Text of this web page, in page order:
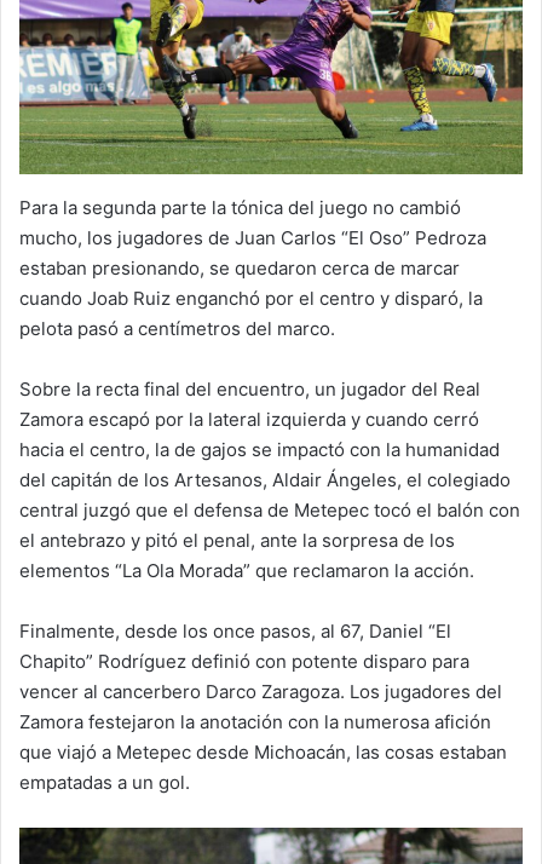
Para la segunda parte la tónica del juego no cambió
mucho, los jugadores de Juan Carlos “El Oso” Pedroza
estaban presionando, se quedaron cerca de marcar
cuando Joab Ruiz enganchó por el centro y disparó, la
pelota pasó a centímetros del marco.
Sobre la recta final del encuentro, un jugador del Real
Zamora escapó por la lateral izquierda y cuando cerró
hacia el centro, la de gajos se impactó con la humanidad
del capitán de los Artesanos, Aldair Ángeles, el colegiado
central juzgó que el defensa de Metepec tocó el balón con
el antebrazo y pitó el penal, ante la sorpresa de los
elementos “La Ola Morada” que reclamaron la acción.
Finalmente, desde los once pasos, al 67, Daniel “El
Chapito” Rodríguez definió con potente disparo para
vencer al cancerbero Darco Zaragoza. Los jugadores del
Zamora festejaron la anotación con la numerosa afición
que viajó a Metepec desde Michoacán, las cosas estaban
empatadas a un gol.